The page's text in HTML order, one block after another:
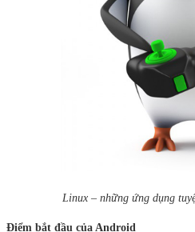
Linux – những ứng dụng
Điểm bắt đầu của Android